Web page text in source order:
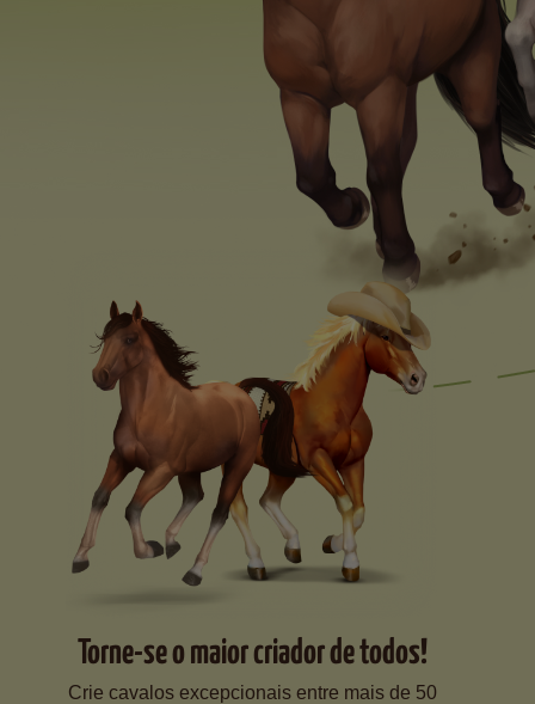
Torne-se o maior criador de todos!
Crie cavalos excepcionais entre mais de 50